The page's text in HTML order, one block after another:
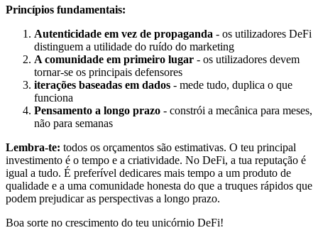
Princípios fundamentais:
Autenticidade em vez de propaganda - os utilizadores DeFi
distinguem a utilidade do ruído do marketing
A comunidade em primeiro lugar - os utilizadores devem
tornar-se os principais defensores
iterações baseadas em dados - mede tudo, duplica o que
funciona
Pensamento a longo prazo - constrói a mecânica para meses,
não para semanas
Lembra-te: todos os orçamentos são estimativas. O teu principal
investimento é o tempo e a criatividade. No DeFi, a tua reputação é
igual a tudo. É preferível dedicares mais tempo a um produto de
qualidade e a uma comunidade honesta do que a truques rápidos que
podem prejudicar as perspectivas a longo prazo.
Boa sorte no crescimento do teu unicórnio DeFi!